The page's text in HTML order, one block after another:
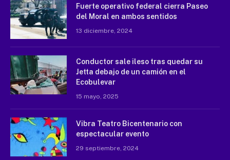
Fuerte operativo federal cierra Paseo
del Moral en ambos sentidos
13 diciembre, 2024
Conductor sale ileso tras quedar su
Jetta debajo de un camión en el
Ecobulevar
15 mayo, 2025
Vibra Teatro Bicentenario con
espectacular evento
29 septiembre, 2024